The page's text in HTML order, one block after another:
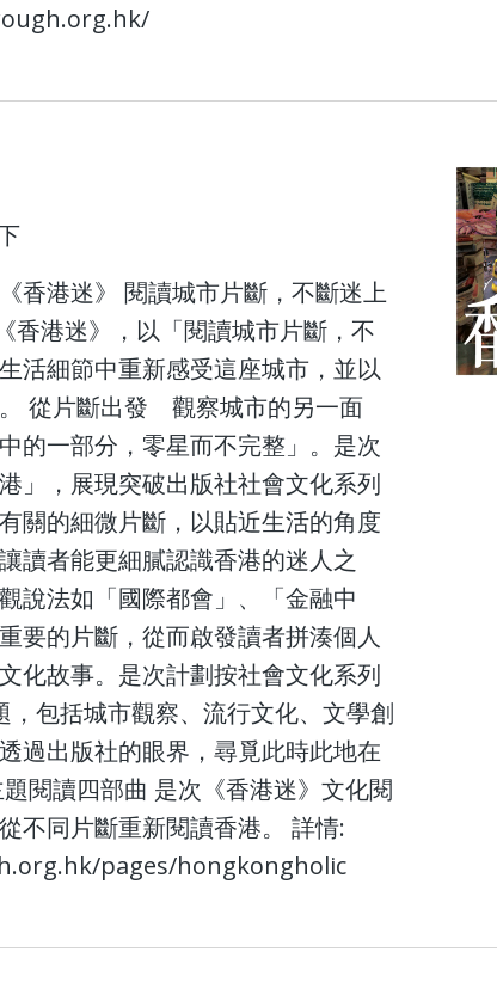
香港迷》 閱讀城市片斷，不斷迷上
港迷》，以「閱讀城市片斷，不
活細節中重新感受這座城市，並以
從片斷出發 觀察城市的另一面
的一部分，零星而不完整」。是次
」，展現突破出版社社會文化系列
關的細微片斷，以貼近生活的角度
讀者能更細膩認識香港的迷人之
說法如「國際都會」、「金融中
要的片斷，從而啟發讀者拼湊個人
化故事。是次計劃按社會文化系列
包括城市觀察、流行文化、文學創
過出版社的眼界，尋覓此時此地在
閱讀四部曲 是次《香港迷》文化閱
同片斷重新閱讀香港。 詳情:
pages/hongkongholic